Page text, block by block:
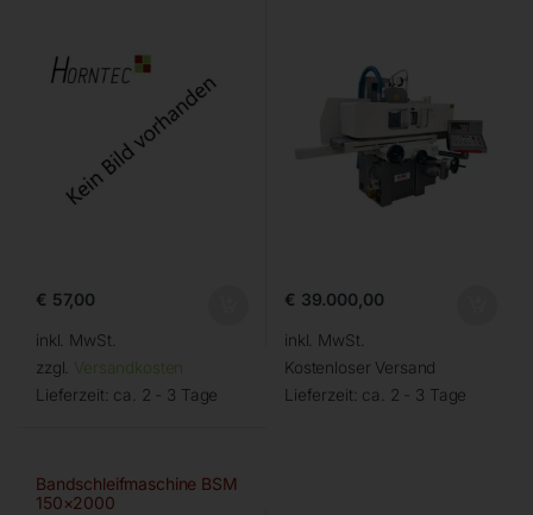
€ 57,00
inkl. MwSt.
zzgl. Versandkosten
Lieferzeit: ca. 2 - 3 Tage
€ 39.000,00
inkl. MwSt.
Kostenloser Versand
Lieferzeit: ca. 2 - 3 Tage
Bandschleifmaschine BSM
150×2000